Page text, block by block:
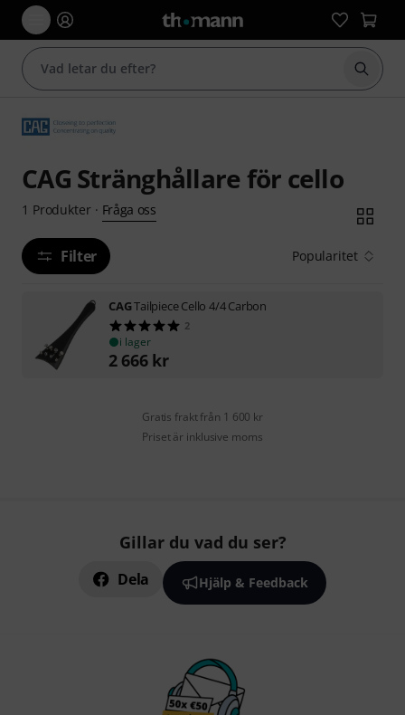
Börja
CAG Stränghållare för cello
1 Produkter· Fråga oss
Filter Popularitet
CAGTailpiece Cello 4/4 Carbon
2
i lager
2 666 kr
Gratis frakt från 1 600 kr
Priset är inklusive moms
Gillar du vad du ser?
Dela Hjälp & Feedback